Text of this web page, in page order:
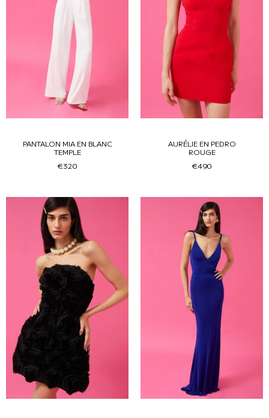
PANTALON MIA EN BLANC
TEMPLE
€320
AURÉLIE EN PEDRO
ROUGE
€490